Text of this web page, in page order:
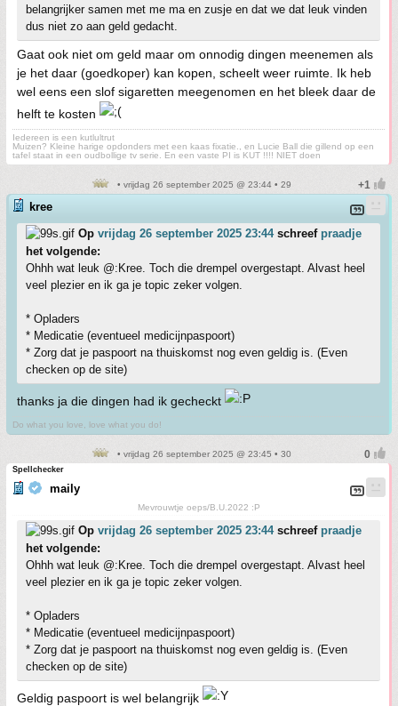
belangrijker samen met me ma en zusje en dat we dat leuk vinden
dus niet zo aan geld gedacht.
Gaat ook niet om geld maar om onnodig dingen meenemen als
je het daar (goedkoper) kan kopen, scheelt weer ruimte. Ik heb
wel eens een slof sigaretten meegenomen en het bleek daar de
helft te kosten
Iedereen is een kutlultrut
Muizen? Kleine harige opdonders met een kaas fixatie., en Lucie Ball die gillend op een
tafel staat in een oudbollige tv serie. En een vaste PI is KUT !!!! NIET doen
• vrijdag 26 september 2025 @ 23:44 • 29
kree
Op vrijdag 26 september 2025 23:44schreef praadje
het volgende:
Ohhh wat leuk @:Kree. Toch die drempel overgestapt. Alvast heel
veel plezier en ik ga je topic zeker volgen.
* Opladers
* Medicatie (eventueel medicijnpaspoort)
* Zorg dat je paspoort na thuiskomst nog even geldig is. (Even
checken op de site)
thanks ja die dingen had ik gecheckt
Do what you love, love what you do!
• vrijdag 26 september 2025 @ 23:45 • 30
Spellchecker
maily
Mevrouwtje oeps/B.U.2022 :P
Op vrijdag 26 september 2025 23:44schreef praadje
het volgende:
Ohhh wat leuk @:Kree. Toch die drempel overgestapt. Alvast heel
veel plezier en ik ga je topic zeker volgen.
* Opladers
* Medicatie (eventueel medicijnpaspoort)
* Zorg dat je paspoort na thuiskomst nog even geldig is. (Even
checken op de site)
Geldig paspoort is wel belangrijk